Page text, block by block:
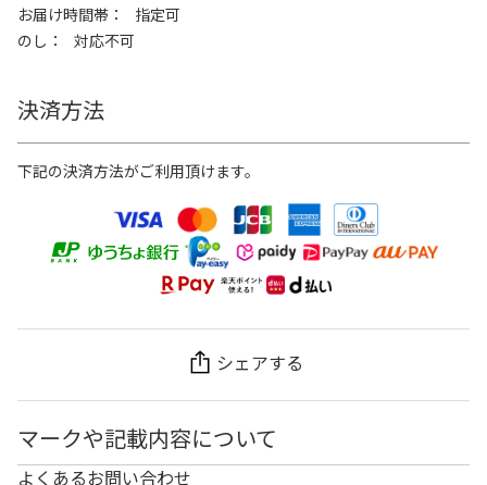
お届け時間帯
指定可
のし
対応不可
決済方法
下記の決済方法がご利用頂けます。
シェアする
マークや記載内容について
よくあるお問い合わせ